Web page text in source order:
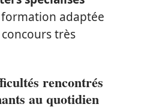
adaptée
très
rencontrés
au quotidien